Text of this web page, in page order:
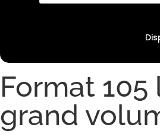
Format
grand